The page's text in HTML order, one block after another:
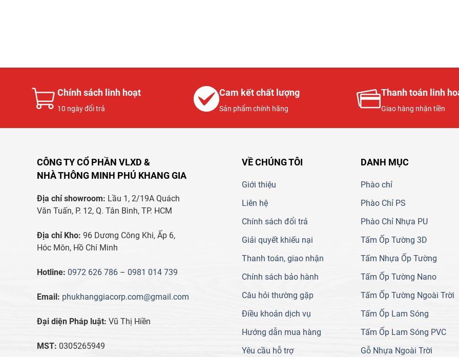
Chính sách linh hoạt
10 ngày đổi trả
Cam kết chất lượng
Sản phẩm chính hãng
Thanh toán linh
Giao hàng nhận tiền
CÔNG TY CỔ PHẦN VLXD &
NHÀ THÔNG MINH PHÚ KHANG GIA
Địa chỉ showroom: Lầu 1, 2/19A Quách
Văn Tuấn, P. 12, Q. Tân Bình, TP. HCM
Địa chỉ Kho: 96 Dương Công Khi, Ấp 6,
Hóc Môn, Hồ Chí Minh
Hotline: 0972 626 786 – 0981 014 739
Email: phukhanggiacorp.com@gmail.com
Đại diện Pháp luật: Vũ Thị Hiền
MST: 0305265949
VỀ CHÚNG TÔI
Giới thiệu
Liên hệ
Chính sách đổi trả
Giải quyết khiếu nại
Thanh toán, giao nhận
Chính sách bảo hành
Câu hỏi thường gặp
Điều khoản dịch vụ
Hướng dẫn mua hàng
Yêu cầu hỗ trợ
DANH MỤC
Phào chỉ
Phào Chỉ PS
Phào Chỉ Nhựa PU
Tấm Ốp Tường 3D
Tấm Nhựa Ốp Tường
Tấm Ốp Tường Nano
Tấm Ốp Tường Ngoài Trời
Tấm Ốp Lam Sóng
Tấm Ốp Lam Sóng PVC
Gỗ Nhựa Ngoài Trời